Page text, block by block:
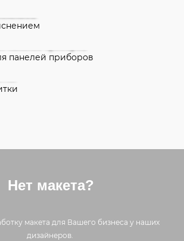
Нет макета?
макета для Вашего бизнеса у наших
дизайнеров.